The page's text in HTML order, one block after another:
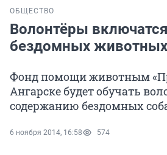
ОБЩЕСТВО
Волонтёры
бездомных животных
Фонд помощи животным
Ангарске будет обучать
содержанию бездомных
6 ноября 2014, 16:58 574